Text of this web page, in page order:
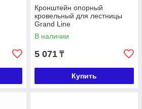
Кронштейн опорный
кровельный для лестницы
Grand Line
В наличии
5 071 ₸
Купить